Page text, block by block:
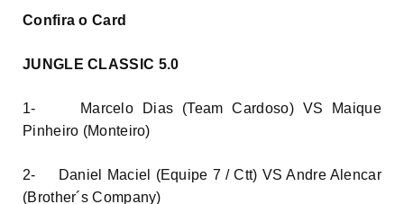
Confira o Card
JUNGLE CLASSIC 5.0
1- Marcelo Dias (Team Cardoso) VS Maique
Pinheiro (Monteiro)
2- Daniel Maciel (Equipe 7 / Ctt) VS Andre Alencar
(Brother´s Company)